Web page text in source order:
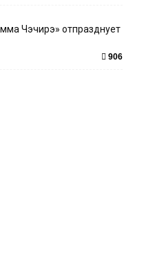
Чэчирэ» отпразднует
906